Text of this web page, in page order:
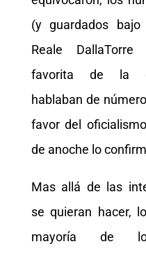
(y guardados
Reale
favorita de la
hablaban de
favor del
de anoche lo
Mas allá de las
se quieran hacer,
mayoría de